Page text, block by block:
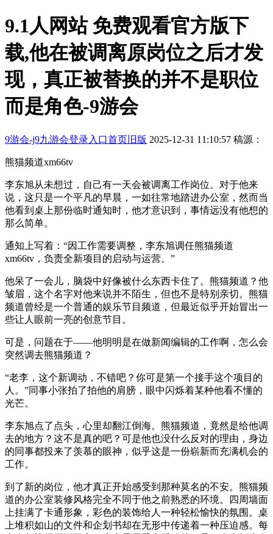
9.1人网站 免费观看官方版下
载,他在被调离原岗位之后才发
现，真正被替换的并不是职位
而是角色-9游会
9游会-j9九游会登录入口首页旧版 2025-12-31 11:10:57 稿源：
熊猫频道xm66tv
李东旭从未想过，自己有一天会被调离工作岗位。对于他来
说，这只是一个平凡的早晨，一如往常地踏进办公室，然而当
他看到桌上那份临时通知时，他才意识到，事情远没有他想的
那么简单。
通知上写着：“因工作需要调整，李东旭调任熊猫频道
xm66tv，负责全新项目的启动与运营。”
他呆了一会儿，脑袋中好像被什么东西卡住了。熊猫频道？他
皱眉，这个名字对他来说并不陌生，但也不是特别亲切。熊猫
频道曾经是一个普通的娱乐节目频道，但最近似乎开始冒出一
些让人眼前一亮的创意节目。
可是，问题在于——他明明是在做新闻编辑的工作啊，怎么会
突然调去熊猫频道？
“老李，这个新调动，不错吧？你可是第一个接手这个项目的
人。”同事小张拍了拍他的肩膀，眼中闪烁着某种他看不懂的
光芒。
李东旭点了点头，心里却翻江倒海。熊猫频道，竟然是给他调
去的地方？这不是真的吧？可是他也没什么反对的理由，身边
的同事都投来了羡慕的眼神，似乎这是一份崭新而充满机会的
工作。
到了新的岗位，他才真正开始感受到那种莫名的不安。熊猫频
道的办公室装修风格完全不同于他之前熟悉的环境。四周墙面
上挂满了卡通形象，彩色的装饰给人一种轻松愉快的氛围。桌
上堆积如山的文件和企划书却在无形中传递着一种压迫感。每